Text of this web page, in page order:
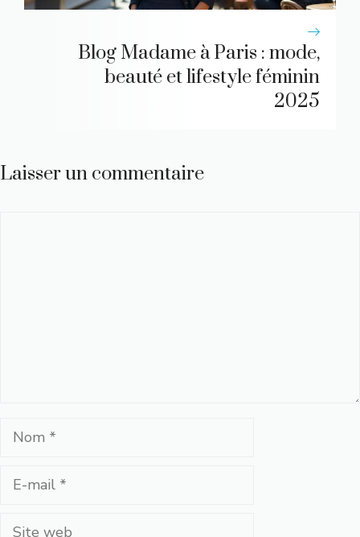
Blog Madame à Paris : mode,
beauté et lifestyle féminin
2025
Laisser un commentaire
Nom
Site